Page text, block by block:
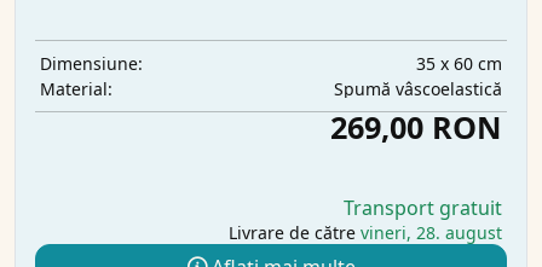
Dimensiune:
35 x 60 cm
Material:
Spumă vâscoelastică
269,00 RON
Transport gratuit
Livrare de către vineri, 28. august